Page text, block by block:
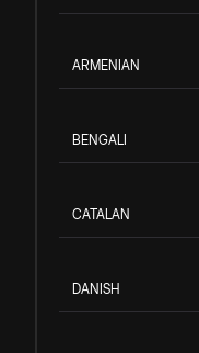
ARMENIAN
BENGALI
CATALAN
DANISH